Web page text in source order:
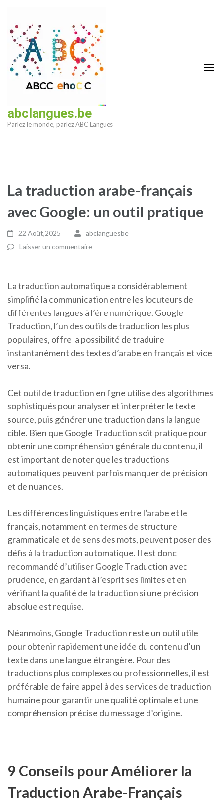
contenu
(Pressez
Entrée)
abclangues.be
Parlez le monde, parlez ABC Langues
La traduction arabe-français
avec Google: un outil pratique
22 Août,2025
abclanguesbe
Laisser un commentaire
La traduction automatique a considérablement
simplifié la communication entre les locuteurs de
différentes langues à l’ère numérique. Google
Traduction, l’un des outils de traduction les plus
populaires, offre la possibilité de traduire
instantanément des textes d’arabe en français et vice
versa.
Cet outil de traduction en ligne utilise des algorithmes
sophistiqués pour analyser et interpréter le texte
source, puis générer une traduction dans la langue
cible. Bien que Google Traduction soit pratique pour
obtenir une compréhension générale du contenu, il
est important de noter que les traductions
automatiques peuvent parfois manquer de précision
et de nuances.
Les différences linguistiques entre l’arabe et le
français, notamment en termes de structure
grammaticale et de sens des mots, peuvent poser des
défis à la traduction automatique. Il est donc
recommandé d’utiliser Google Traduction avec
prudence, en gardant à l’esprit ses limites et en
vérifiant la qualité de la traduction si une précision
absolue est requise.
Néanmoins, Google Traduction reste un outil utile
pour obtenir rapidement une idée du contenu d’un
texte dans une langue étrangère. Pour des
traductions plus complexes ou professionnelles, il est
préférable de faire appel à des services de traduction
humaine pour garantir une qualité optimale et une
compréhension précise du message d’origine.
9 Conseils pour Améliorer la
Traduction Arabe-Français